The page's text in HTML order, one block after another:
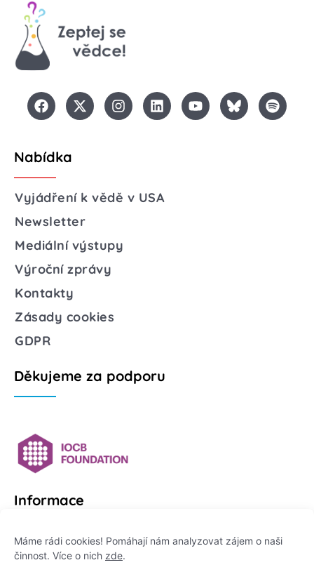
Máme rádi cookies! Pomáhají nám analyzovat zájem o naši
činnost. Více o nich zde.
Nabídka
Vyjádření k vědě v USA
Newsletter
Mediální výstupy
Výroční zprávy
Kontakty
Zásady cookies
GDPR
Děkujeme za podporu
Informace
Platformu Zeptej se vědce provozuje: